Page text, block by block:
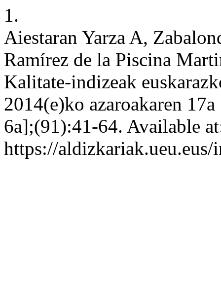
1.
Aiestaran Yarza A,
Ramírez de la Piscina
Kalitate-indizeak
2014(e)ko azaroakaren
6a];(91):41-64. Available
https://